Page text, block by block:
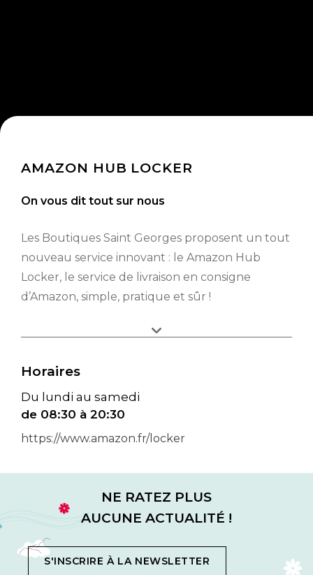
AMAZON HUB LOCKER
On vous dit tout sur nous
Les Boutiques Saint Georges proposent un tout
nouveau service innovant : le Amazon Hub
Locker, le service de livraison en consigne
d’Amazon, simple, pratique et sûr !
Horaires
Du lundi au samedi
de 08:30 à 20:30
https://www.amazon.fr/locker
NE RATEZ PLUS
AUCUNE ACTUALITÉ !
S'INSCRIRE À LA NEWSLETTER